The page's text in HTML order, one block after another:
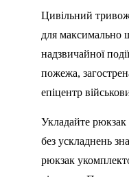
Цивільний
для максимально
надзвичайної
пожежа,
епіцентр
Укладайте
без ускладнень
рюкзак